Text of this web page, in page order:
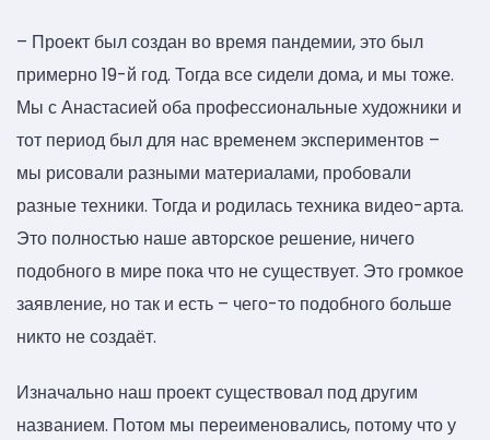
– Проект был создан во время пандемии, это был
примерно 19-й год. Тогда все сидели дома, и мы тоже.
Мы с Анастасией оба профессиональные художники и
тот период был для нас временем экспериментов –
мы рисовали разными материалами, пробовали
разные техники. Тогда и родилась техника видео-арта.
Это полностью наше авторское решение, ничего
подобного в мире пока что не существует. Это громкое
заявление, но так и есть – чего-то подобного больше
никто не создаёт.
Изначально наш проект существовал под другим
названием. Потом мы переименовались, потому что у